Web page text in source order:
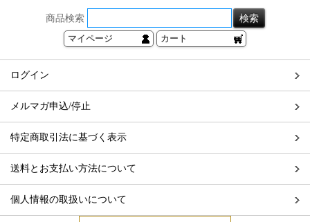
商品検索
マイページ カート
ログイン
メルマガ申込/停止
特定商取引法に基づく表示
送料とお支払い方法について
個人情報の取扱いについて